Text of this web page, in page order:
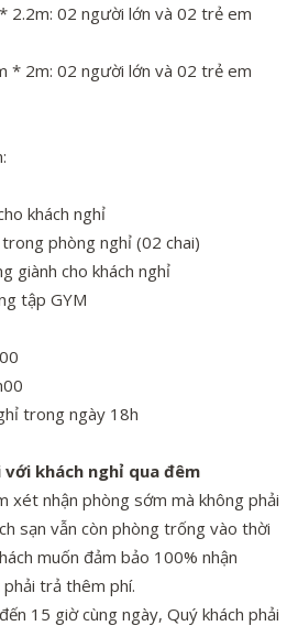
2.2m: 02 người lớn và 02 trẻ em
* 2m: 02 người lớn và 02 trẻ em
khách nghỉ
phòng nghỉ (02 chai)
giành cho khách nghỉ
tập GYM
trong ngày 18h
khách nghỉ qua đêm
xét nhận phòng sớm mà không phải
sạn vẫn còn phòng trống vào thời
muốn đảm bảo 100% nhận
trả thêm phí.
15 giờ cùng ngày, Quý khách phải